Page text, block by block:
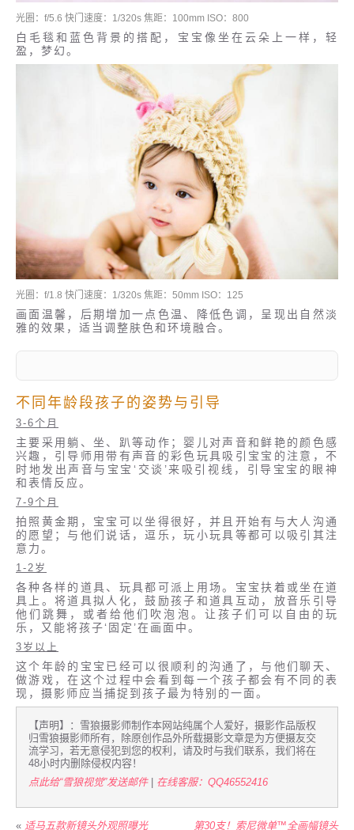
光圈：f/5.6 快门速度：1/320s 焦距：100mm ISO：800
白毛毯和蓝色背景的搭配，宝宝像坐在云朵上一样，轻
盈，梦幻。
光圈：f/1.8 快门速度：1/320s 焦距：50mm ISO：125
画面温馨，后期增加一点色温、降低色调，呈现出自然淡
雅的效果，适当调整肤色和环境融合。
不同年龄段孩子的姿势与引导
3-6个月
主要采用躺、坐、趴等动作；婴儿对声音和鲜艳的颜色感
兴趣，引导师用带有声音的彩色玩具吸引宝宝的注意，不
时地发出声音与宝宝‘交谈’来吸引视线，引导宝宝的眼神
和表情反应。
7-9个月
拍照黄金期，宝宝可以坐得很好，并且开始有与大人沟通
的愿望；与他们说话，逗乐，玩小玩具等都可以吸引其注
意力。
1-2岁
各种各样的道具、玩具都可派上用场。宝宝扶着或坐在道
具上。将道具拟人化，鼓励孩子和道具互动，放音乐引导
他们跳舞，或者给他们吹泡泡。让孩子们可以自由的玩
乐，又能将孩子‘固定’在画面中。
3岁以上
这个年龄的宝宝已经可以很顺利的沟通了，与他们聊天、
做游戏，在这个过程中会看到每一个孩子都会有不同的表
现，摄影师应当捕捉到孩子最为特别的一面。
【声明】：雪狼摄影师制作本网站纯属个人爱好，摄影作品版权
归雪狼摄影师所有，除原创作品外所载摄影文章是为方便摄友交
流学习，若无意侵犯到您的权利，请及时与我们联系，我们将在
48小时内删除侵权内容！
点此给“雪狼视觉”发送邮件| 在线客服：QQ46552416
« 适马五款新镜头外观照曝光 第30支！索尼微单™全画幅镜头